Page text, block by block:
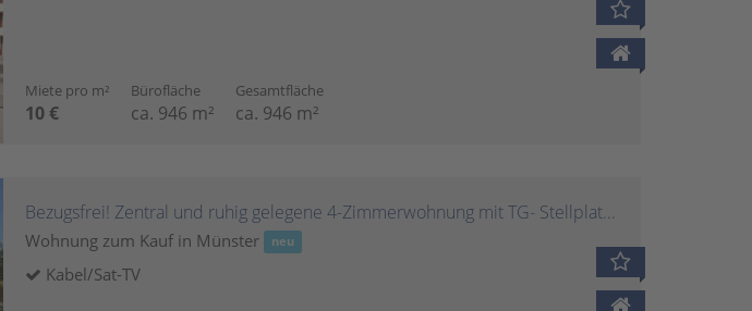
Miete pro m²
10 €
Bürofläche
ca. 946 m²
Gesamtfläche
ca. 946 m²
Bezugsfrei! Zentral und ruhig gelegene 4-Zimmerwohnung mit TG- Stellplatz im Rumphorstviertel
Wohnung zum Kauf in Münster neu
Kabel/Sat-TV